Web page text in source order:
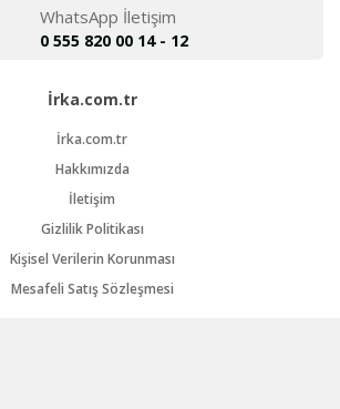
WhatsApp İletişim
0 555 820 00 14 - 12
İrka.com.tr
İrka.com.tr
Hakkımızda
İletişim
Gizlilik Politikası
Kişisel Verilerin Korunması
Mesafeli Satış Sözleşmesi